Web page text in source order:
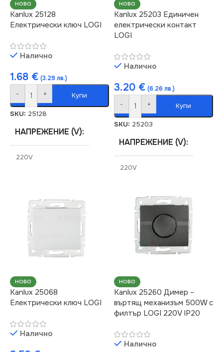
НОВО
Kanlux 25128
Електрически ключ LOGI
Налично
1.68 € (3.29 лв.)
- + Купи
SKU: 25128
НАПРЕЖЕНИЕ (V)
220V
СТЕПЕН НА ЗАЩИТА
МАРКА KANLUX
КЛЮЧ
НОВО
Kanlux 25203 Единичен
електрически контакт
LOGI
Налично
3.20 € (6.26 лв.)
- + Купи
SKU: 25203
НАПРЕЖЕНИЕ (V)
220V
СЕРИЯ LOGI
СТЕПЕН НА ЗАЩИТА
ЦВЯТ
МАРКА KANLUX
КОНТАКТ
НОВО
Kanlux 25068
Електрически ключ LOGI
Налично
НОВО
Kanlux 25260 Димер –
въртящ механизъм 500W с
филтър LOGI 220V IP20
Налично